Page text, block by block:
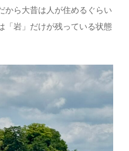
から大昔は人が住めるぐらい
「岩」だけが残っている状態